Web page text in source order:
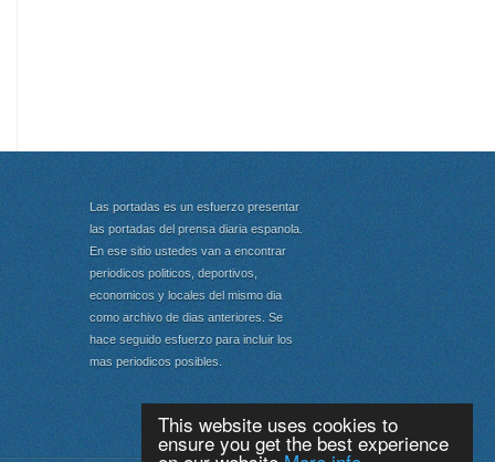
This website uses cookies to
ensure you get the best experience
Las portadas es un esfuerzo presentar
las portadas del prensa diaria espanola.
En ese sitio ustedes van a encontrar
periodicos politicos, deportivos,
economicos y locales del mismo dia
como archivo de dias anteriores. Se
hace seguido esfuerzo para incluir los
mas periodicos posibles.